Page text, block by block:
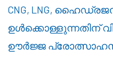
CNG, LNG,
ഉൾക്കൊള്ളുന്നതിന്
ഊർജ്ജ